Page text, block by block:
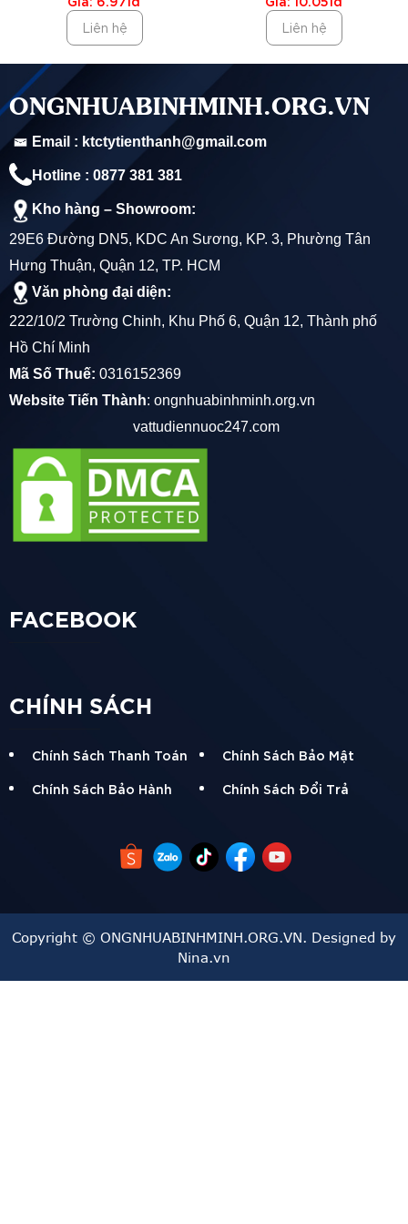
MỔ TẢ SẢN PHẨM NHỰA MINH HÙNG D500
Chất liệu và đặc điểm :
Sử dụng nhựa uPVC (Unplasticized Polyvinyl Chloride)
hoặc PVC (Polyvinyl Chloride), có độ bền cao và an
toàn. Không mùi hôi và khả năng chống nấm mốc,
nhiễm khuẩn.
Có khả năng chống lại tác động của hóa chất như Axit
Sản phẩm không hóa dẻo, giúp duy trì độ cứng và chất
lượng theo thời gian.
Đặc điểm kỹ thuật :
Phù hợp cho việc cấp nước sạch trong nhà, ngoài trời,
hệ thống tưới cây và cỏ, và các ứng dụng khác liên
Đặc biệt thích hợp cho các công trình xây dựng do khả
Sản phẩm đến từ thương hiệu MINH HÙNG, nổi tiếng
về chất lượng và độ bền.
Liên hệ Liên hệ
ONGNHUABINHMINH.ORG.VN
Email : ktctytienthanh@gmail.com
Hotline : 0877 381 381
Kho hàng – Showroom:
29E6 Đường DN5, KDC An Sương, KP. 3, Phường Tân
Hưng Thuận, Quận 12, TP. HCM
Văn phòng đại diện:
222/10/2 Trường Chinh, Khu Phố 6, Quận 12, Thành phố
Hồ Chí Minh
Mã Số Thuế: 0316152369
Website Tiến Thành: ongnhuabinhminh.org.vn
vattudiennuoc247.com
FACEBOOK
CHÍNH SÁCH
Chính Sách Thanh Toán
Chính Sách Bảo Mật
Chính Sách Bảo Hành
Chính Sách Đổi Trả
Copyright © ONGNHUABINHMINH.ORG.VN. Designed by
Nina.vn